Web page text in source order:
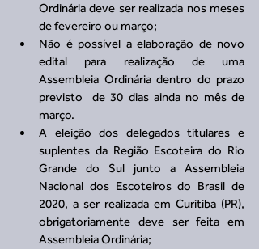
Ordinária deve ser realizada nos meses
de fevereiro ou março;
Não é possível a elaboração de novo
edital para realização de uma
Assembleia Ordinária dentro do prazo
previsto  de 30 dias ainda no mês de
março.
A eleição dos delegados titulares e
suplentes da Região Escoteira do Rio
Grande do Sul junto a Assembleia
Nacional dos Escoteiros do Brasil de
2020, a ser realizada em Curitiba (PR),
obrigatoriamente deve ser feita em
Assembleia Ordinária;